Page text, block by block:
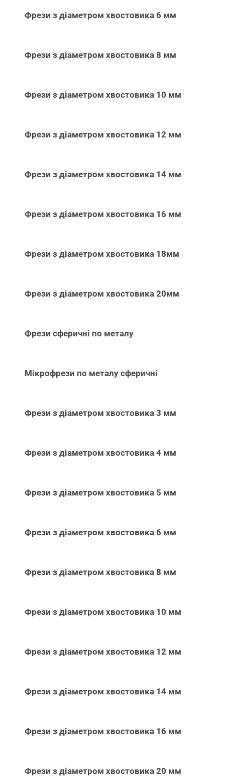
Фрези з діаметром хвостовика 6 мм
Фрези з діаметром хвостовика 8 мм
Фрези з діаметром хвостовика 10 мм
Фрези з діаметром хвостовика 12 мм
Фрези з діаметром хвостовика 14 мм
Фрези з діаметром хвостовика 16 мм
Фрези з діаметром хвостовика 18мм
Фрези з діаметром хвостовика 20мм
Фрези сферичні по металу
Мікрофрези по металу сферичні
Фрези з діаметром хвостовика 3 мм
Фрези з діаметром хвостовика 4 мм
Фрези з діаметром хвостовика 5 мм
Фрези з діаметром хвостовика 6 мм
Фрези з діаметром хвостовика 8 мм
Фрези з діаметром хвостовика 10 мм
Фрези з діаметром хвостовика 12 мм
Фрези з діаметром хвостовика 14 мм
Фрези з діаметром хвостовика 16 мм
Фрези з діаметром хвостовика 20 мм